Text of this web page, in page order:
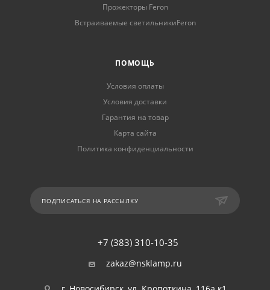
Прожекторы Feron
Встраиваемые светильникиFeron
ПОМОЩЬ
Условия оплаты
Условия доставки
Гарантия на товар
Карта сайта
Политика конфиденциальности
ПОДПИСАТЬСЯ НА РАССЫЛКУ
+7 (383) 310-10-35
zakaz@nsklamp.ru